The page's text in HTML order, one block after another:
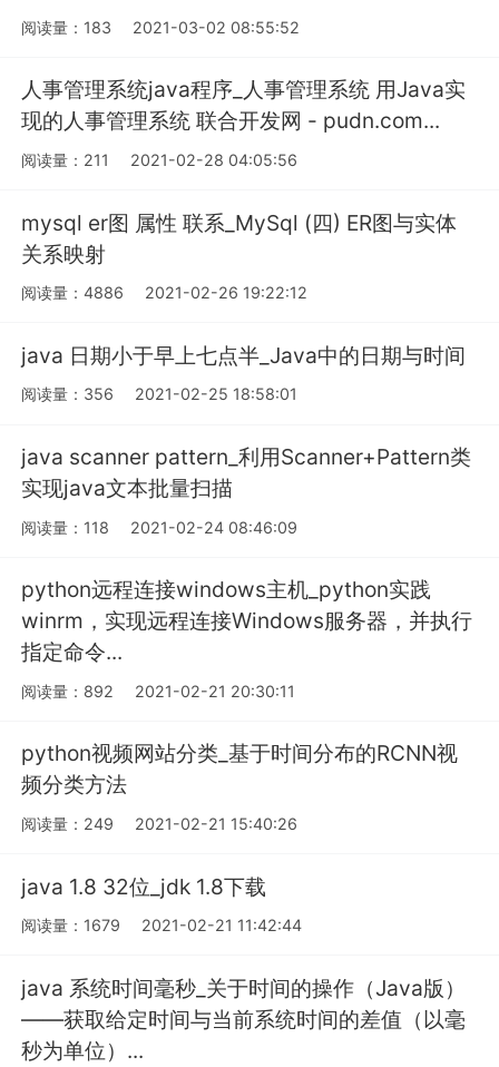
阅读量：183 2021-03-02 08:55:52
人事管理系统java程序_人事管理系统 用Java实
现的人事管理系统 联合开发网 - pudn.com...
阅读量：211 2021-02-28 04:05:56
mysql er图 属性 联系_MySql (四) ER图与实体
关系映射
阅读量：4886 2021-02-26 19:22:12
java 日期小于早上七点半_Java中的日期与时间
阅读量：356 2021-02-25 18:58:01
java scanner pattern_利用Scanner+Pattern类
实现java文本批量扫描
阅读量：118 2021-02-24 08:46:09
python远程连接windows主机_python实践
winrm，实现远程连接Windows服务器，并执行
指定命令...
阅读量：892 2021-02-21 20:30:11
python视频网站分类_基于时间分布的RCNN视
频分类方法
阅读量：249 2021-02-21 15:40:26
java 1.8 32位_jdk 1.8下载
阅读量：1679 2021-02-21 11:42:44
java 系统时间毫秒_关于时间的操作（Java版）
——获取给定时间与当前系统时间的差值（以毫
秒为单位）...